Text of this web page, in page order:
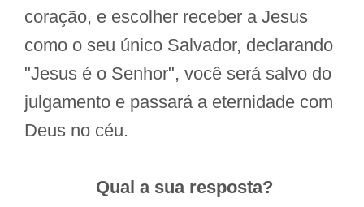
coração, e escolher receber a Jesus
como o seu único Salvador, declarando
"Jesus é o Senhor", você será salvo do
julgamento e passará a eternidade com
Deus no céu.
Qual a sua resposta?